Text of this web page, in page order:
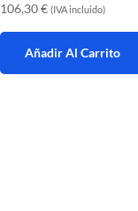
106,30€ (IVA incluido)
Añadir Al Carrito